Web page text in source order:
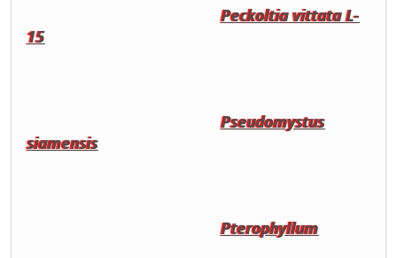
Peckoltia vittata L-
15
Pseudomystus
siamensis
Pterophyllum